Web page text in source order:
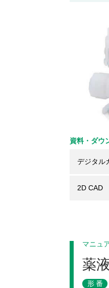
資料・ダウ
デジタル
2D CAD
マニュ
薬
形番